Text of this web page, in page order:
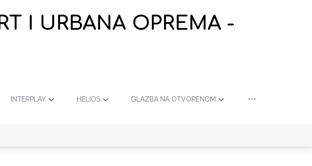
I URBANA OPREMA -
INTERPLAY HELIOS GLAZBA NA OTVORENOM